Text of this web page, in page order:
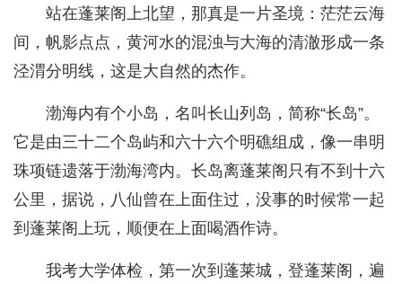
站在蓬莱阁上北望，那真是一片圣境：茫茫云海
间，帆影点点，黄河水的混浊与大海的清澈形成一条
泾渭分明线，这是大自然的杰作。
渤海内有个小岛，名叫长山列岛，简称“长岛”。
它是由三十二个岛屿和六十六个明礁组成，像一串明
珠项链遗落于渤海湾内。长岛离蓬莱阁只有不到十六
公里，据说，八仙曾在上面住过，没事的时候常一起
到蓬莱阁上玩，顺便在上面喝酒作诗。
我考大学体检，第一次到蓬莱城，登蓬莱阁，遍